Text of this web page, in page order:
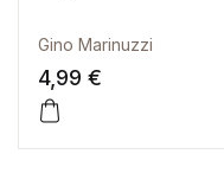
Gino Marinuzzi
4,99 €